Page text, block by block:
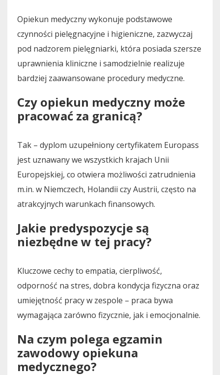
Opiekun medyczny wykonuje podstawowe
czynności pielęgnacyjne i higieniczne, zazwyczaj
pod nadzorem pielęgniarki, która posiada szersze
uprawnienia kliniczne i samodzielnie realizuje
bardziej zaawansowane procedury medyczne.
Czy opiekun medyczny może
pracować za granicą?
Tak – dyplom uzupełniony certyfikatem Europass
jest uznawany we wszystkich krajach Unii
Europejskiej, co otwiera możliwości zatrudnienia
m.in. w Niemczech, Holandii czy Austrii, często na
atrakcyjnych warunkach finansowych.
Jakie predyspozycje są
niezbędne w tej pracy?
Kluczowe cechy to empatia, cierpliwość,
odporność na stres, dobra kondycja fizyczna oraz
umiejętność pracy w zespole – praca bywa
wymagająca zarówno fizycznie, jak i emocjonalnie.
Na czym polega egzamin
zawodowy opiekuna
medycznego?